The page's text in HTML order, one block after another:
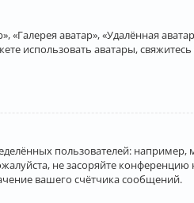
аватар», «Удалённая
использовать аватары,
пользователей:
не засоряйте
вашего счётчика сообщений.